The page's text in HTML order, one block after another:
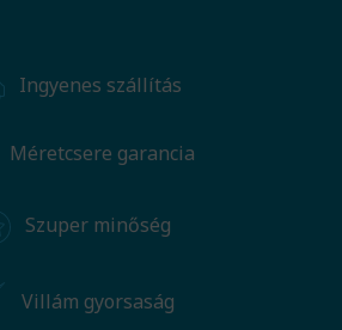
Ingyenes szállítás
Méretcsere garancia
Szuper minőség
Villám gyorsaság